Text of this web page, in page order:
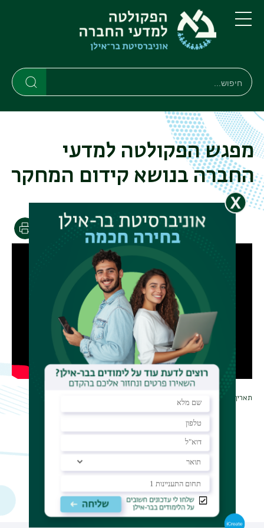
דילוג
לתוכן
העיקרי
דילוג
לתפריט
ניווט
ראשי
תפריט
חיפוש
חיפוש
מפגש הפקולטה למדעי
החברה בנושא קידום המחקר
תאריך עדכון אחרון : 18/02/2014